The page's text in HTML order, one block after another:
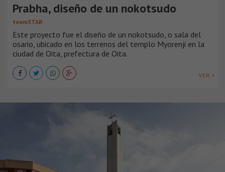
Prabha, diseño de un nokotsudo
teamSTAR
Este proyecto fue el diseño de un nokotsudo, o sala del
osario, ubicado en los terrenos del templo Myorenji en la
ciudad de Oita, prefectura de Oita.
VER +